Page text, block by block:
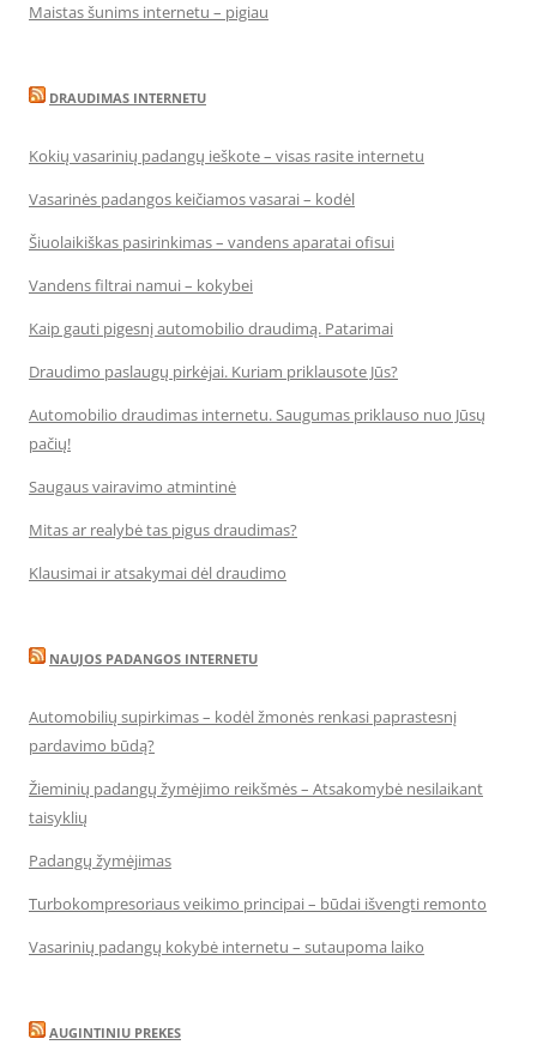
Maistas šunims internetu – pigiau
DRAUDIMAS INTERNETU
Kokių vasarinių padangų ieškote – visas rasite internetu
Vasarinės padangos keičiamos vasarai – kodėl
Šiuolaikiškas pasirinkimas – vandens aparatai ofisui
Vandens filtrai namui – kokybei
Kaip gauti pigesnį automobilio draudimą. Patarimai
Draudimo paslaugų pirkėjai. Kuriam priklausote Jūs?
Automobilio draudimas internetu. Saugumas priklauso nuo Jūsų
pačių!
Saugaus vairavimo atmintinė
Mitas ar realybė tas pigus draudimas?
Klausimai ir atsakymai dėl draudimo
NAUJOS PADANGOS INTERNETU
Automobilių supirkimas – kodėl žmonės renkasi paprastesnį
pardavimo būdą?
Žieminių padangų žymėjimo reikšmės – Atsakomybė nesilaikant
taisyklių
Padangų žymėjimas
Turbokompresoriaus veikimo principai – būdai išvengti remonto
Vasarinių padangų kokybė internetu – sutaupoma laiko
AUGINTINIU PREKES